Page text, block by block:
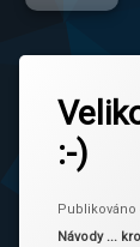
:-)
Publikováno
Kategorie:
Návody ...
Velikonoce